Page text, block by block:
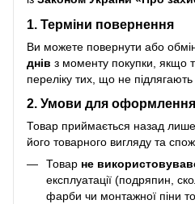
1. Терміни повернення
Ви можете повернути або
днів з моменту покупки, якщо
переліку тих, що не
2. Умови для
Товар приймається назад
його товарного вигляду та
Товар не
експлуатації (подряпин,
фарби чи монтажної піни